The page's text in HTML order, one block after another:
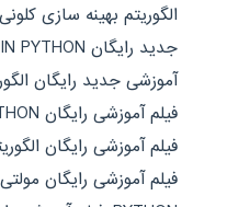
الگوریتم بهینه سازی
جدید رایگان ANT COLONY ACO IN PYTHON
آموزشی جدید رایگان
فیلم آموزشی رایگان ANT COLONY ACO IN PYTHON
فیلم آموزشی رایگان